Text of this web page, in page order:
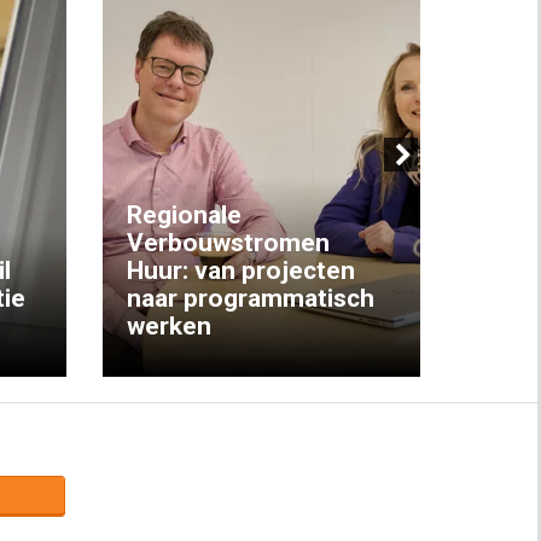
Regionale
Verbouwstromen
Huur: van projecten
naar programmatisch
werken
Next